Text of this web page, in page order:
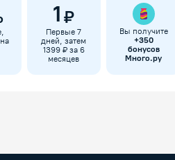
1 ₽
Первые 7
дней, затем
1399 ₽ за 6
месяцев
Вы получите
+350
бонусов
Много.ру